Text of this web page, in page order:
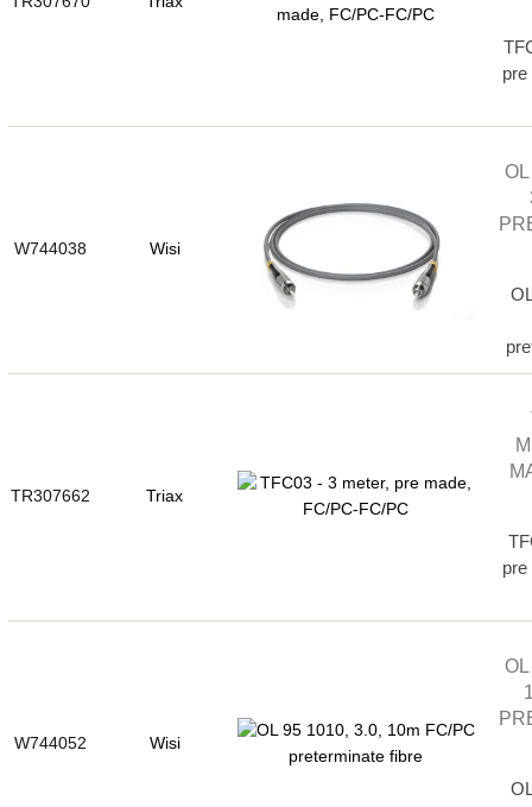
W744038 Wisi
TR307662 Triax
W744052 Wisi